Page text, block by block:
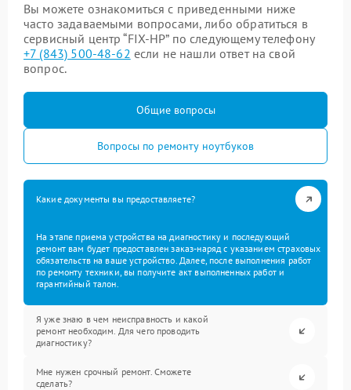
Вы можете ознакомиться с приведенными ниже
часто задаваемыми вопросами, либо обратиться в
сервисный центр “FIX-HP” по следующему телефону
+7 (843) 500-48-62 если не нашли ответ на свой
вопрос.
Общие вопросы
Вопросы по ремонту ноутбуков
Какие документы вы предоставляете?
На этапе приема устройства на диагностику и последующий
ремонт вам будет предоставлен заказ-наряд с указанием страховых
обязательств на ваше устройство. Далее, после выполнения работ
по ремонту техники, вы получите акт выполненных работ и
гарантийный талон.
Я уже знаю в чем неисправность и какой
ремонт необходим. Для чего проводить
диагностику?
Мне нужен срочный ремонт. Сможете
сделать?